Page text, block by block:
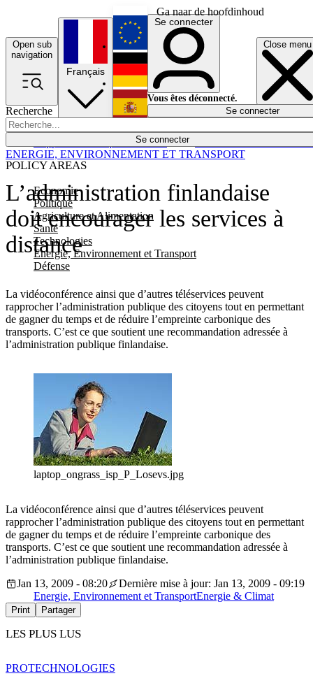
Ga naar de hoofdinhoud
Open sub
navigation
Close menu
Recherche
Se connecter
POLICY AREAS
Economie
Politique
Agriculture et Alimentation
Santé
Technologies
Energie, Environnement et Transport
Défense
Économie
Français
English
Deutsch
Español
Se connecter
Vous êtes déconnecté.
Se connecter
L’administration finlandaise
doit encourager les services à
distance
La vidéoconférence ainsi que d’autres téléservices peuvent
rapprocher l’administration publique des citoyens tout en permettant
de gagner du temps et de réduire l’empreinte carbonique des
transports. C’est ce que soutient une recommandation adressée à
l’administration publique finlandaise.
ENERGIE, ENVIRONNEMENT ET TRANSPORT
laptop_ongrass_isp_P_Losevs.jpg
La vidéoconférence ainsi que d’autres téléservices peuvent
rapprocher l’administration publique des citoyens tout en permettant
de gagner du temps et de réduire l’empreinte carbonique des
transports. C’est ce que soutient une recommandation adressée à
l’administration publique finlandaise.
Jan 13, 2009 - 08:20
Dernière mise à jour: Jan 13, 2009 - 09:19
Energie, Environnement et TransportEnergie & Climat
Print Partager
LES PLUS LUS
PROTECHNOLOGIES